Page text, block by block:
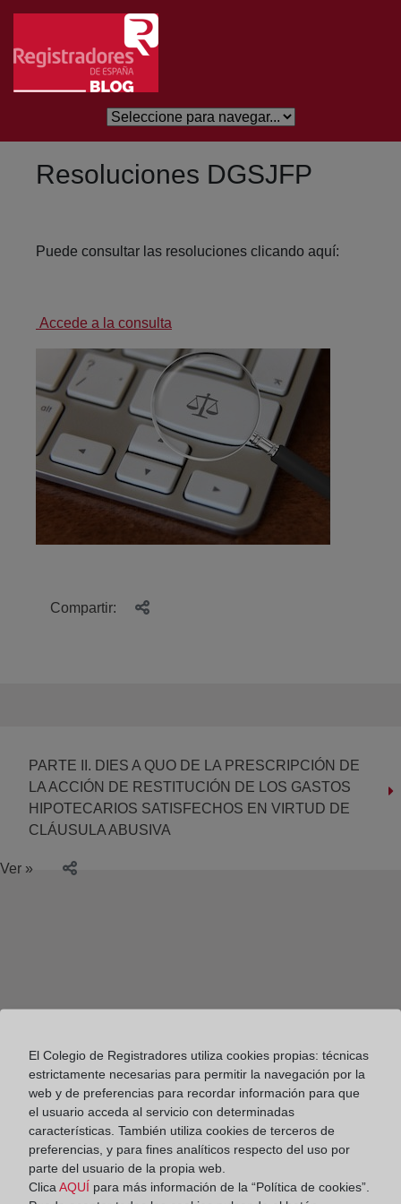
Saltar al contenido principal
Resoluciones DGSJFP
Puede consultar las resoluciones clicando aquí:
Accede a la consulta
Compartir:
PARTE II. DIES A QUO DE LA PRESCRIPCIÓN DE
LA ACCIÓN DE RESTITUCIÓN DE LOS GASTOS
HIPOTECARIOS SATISFECHOS EN VIRTUD DE
CLÁUSULA ABUSIVA
Ver »
Colegio de Registradores
El Colegio de Registradores utiliza cookies propias: técnicas
estrictamente necesarias para permitir la navegación por la
web y de preferencias para recordar información para que
el usuario acceda al servicio con determinadas
características. También utiliza cookies de terceros de
preferencias, y para fines analíticos respecto del uso por
parte del usuario de la propia web.
Clica AQUÍ para más información de la “Política de cookies”.